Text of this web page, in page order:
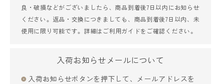
良・破損などがございましたら、商品到着後7日以内にお知らせ
ください。返品・交換につきましても、商品到着後7日以内、未
使用に限り可能です。詳細は ご利用ガイドをご確認ください。
入荷お知らせメールについて
入荷お知らせボタンを押下して、メールアドレスを